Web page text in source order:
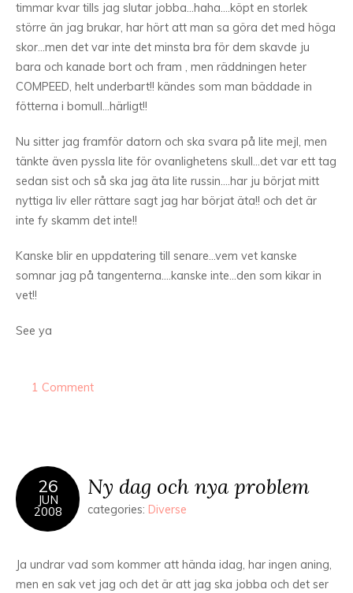
timmar kvar tills jag slutar jobba…haha….köpt en storlek
större än jag brukar, har hört att man sa göra det med höga
skor…men det var inte det minsta bra för dem skavde ju
bara och kanade bort och fram , men räddningen heter
COMPEED, helt underbart!! kändes som man bäddade in
fötterna i bomull…härligt!!
Nu sitter jag framför datorn och ska svara på lite mejl, men
tänkte även pyssla lite för ovanlighetens skull…det var ett tag
sedan sist och så ska jag äta lite russin….har ju börjat mitt
nyttiga liv eller rättare sagt jag har börjat äta!! och det är
inte fy skamm det inte!!
Kanske blir en uppdatering till senare…vem vet kanske
somnar jag på tangenterna….kanske inte…den som kikar in
vet!!
See ya
1 Comment
26
JUN
2008
Ny dag och nya problem
categories: Diverse
Ja undrar vad som kommer att hända idag, har ingen aning,
men en sak vet jag och det är att jag ska jobba och det ser